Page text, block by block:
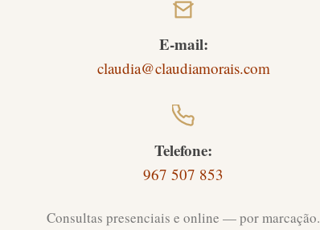
E-mail:
claudia@claudiamorais.com
Telefone:
967 507 853
Consultas presenciais e online — por marcação.